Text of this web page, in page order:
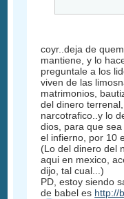
coyr..deja de
mantiene, y lo
preguntale a los
viven de las
matrimonios,
del dinero
narcotrafico..y lo
dios, para que
el infierno, por 10
(Lo del dinero del
aqui en mexico,
dijo, tal cual...)
PD, estoy siendo
de babel es http://